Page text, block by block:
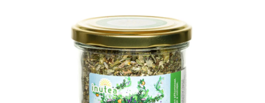
produktu
je
5,0
z
5
hvězdiček.